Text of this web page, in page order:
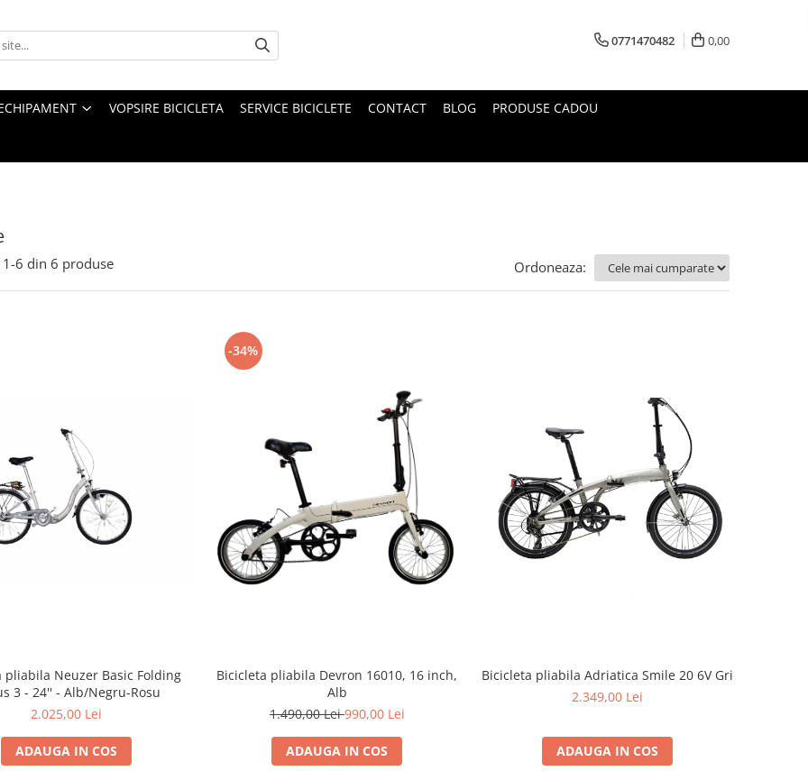
0771470482 0,00
VOPSIRE BICICLETA SERVICE BICICLETE CONTACT BLOG PRODUSE CADOU
1-6 din 6 produse Ordoneaza:
pliabila Neuzer Basic Folding
3 - 24'' - Alb/Negru-Rosu
2.025,00 Lei
ADAUGA IN COS
-34%
Bicicleta pliabila Devron 16010, 16 inch,
Alb
1.490,00 Lei990,00 Lei
ADAUGA IN COS
Bicicleta pliabila Adriatica Smile 20 6V Gri
2.349,00 Lei
ADAUGA IN COS